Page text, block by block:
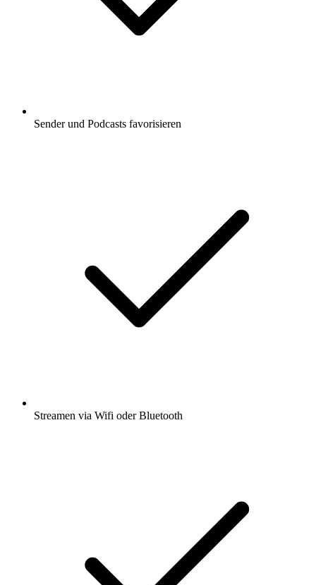
Sender und Podcasts favorisieren
Streamen via Wifi oder Bluetooth